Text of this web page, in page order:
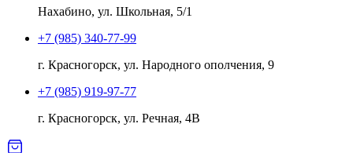
Нахабино, ул. Школьная, 5/1
+7 (985) 340-77-99
г. Красногорск, ул. Народного ополчения, 9
+7 (985) 919-97-77
г. Красногорск, ул. Речная, 4В